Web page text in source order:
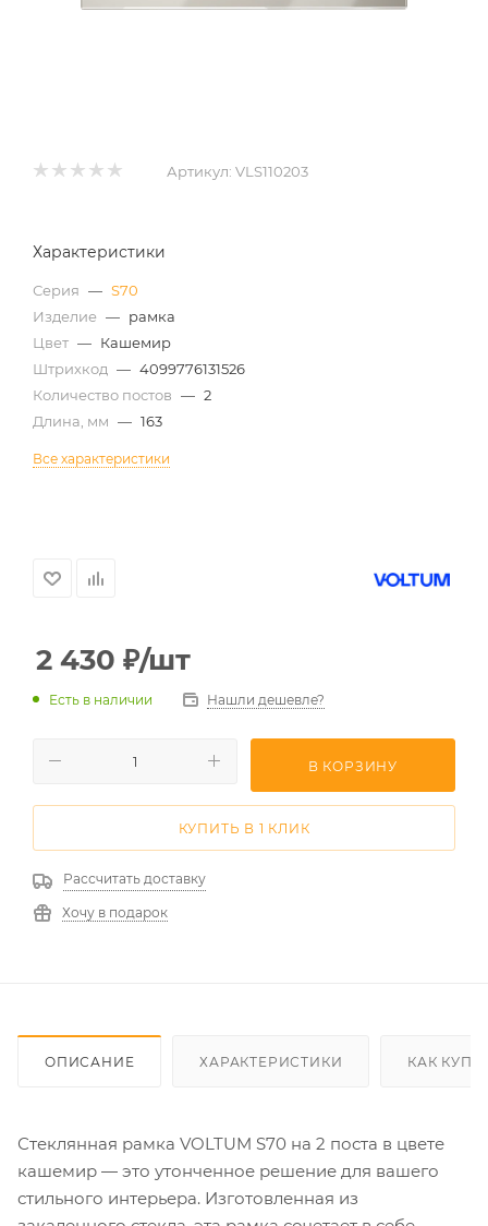
Артикул: VLS110203
Характеристики
Серия — S70
Изделие — рамка
Цвет — Кашемир
Штрихкод — 4099776131526
Количество постов — 2
Длина, мм — 163
Все характеристики
2 430 ₽/шт
Есть в наличии Нашли дешевле?
В КОРЗИНУ
КУПИТЬ В 1 КЛИК
Рассчитать доставку
Хочу в подарок
ОПИСАНИЕ ХАРАКТЕРИСТИКИ КАК
Стеклянная рамка VOLTUM S70 на 2 поста в цвете
кашемир — это утонченное решение для вашего
стильного интерьера. Изготовленная из